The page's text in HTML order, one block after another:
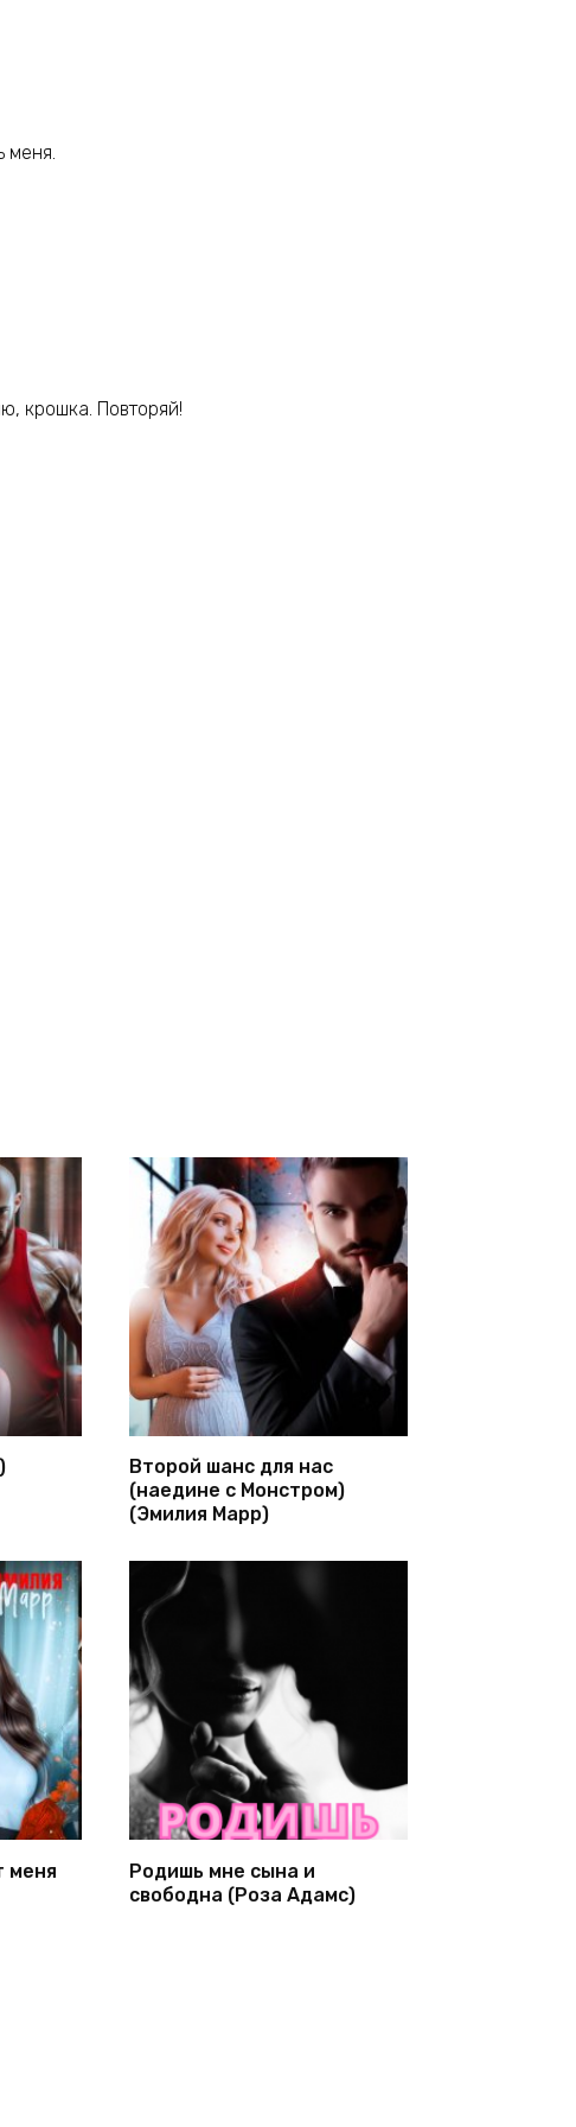
меня.
крошка. Повторяй!
Второй шанс для нас
(наедине с Монстром)
(Эмилия Марр)
меня
Родишь мне сына и
свободна (Роза Адамс)